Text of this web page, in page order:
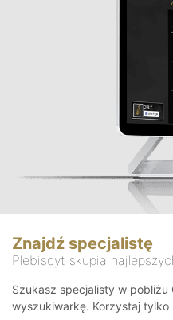
Znajdź specjalistę
Plebiscyt skupia
Szukasz specjalisty w pobliżu
wyszukiwarkę. Korzystaj tylko